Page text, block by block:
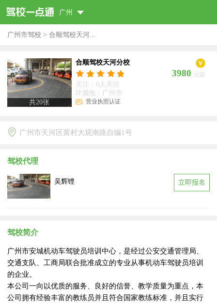
广州
广州市驾校 > 合顺驾校天河...
共20张
合顺驾校天河分校
3980 元起
关注：0人关注
IP属地：广州市
营业执照认证
广州市天河区黄村大观南路自编1号
驾校代理
吴辉铿 立即报名
驾校简介
广州市安城机动车驾驶员培训中心，是经过公安交通管理局、
交通支队、工商局联合批准成立的专业从事机动车驾驶员培训
的企业。
本公司一向以优质的服务、良好的信誉、教学质量为重点，本
公司拥有经验丰富的教练员并且符合国家教练标准，并且实行